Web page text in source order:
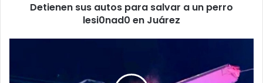
Detienen sus autos para salvar a un perro
lesi0nad0 en Juárez